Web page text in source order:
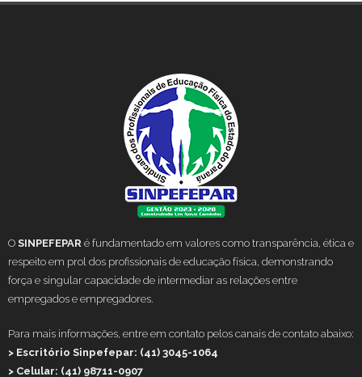
O SINPEFEPAR é fundamentado em valores como transparência, ética e
respeito em prol dos profissionais de educação física, demonstrando
força e singular capacidade de intermediar as relações entre
empregados e empregadores.
Para mais informações, entre em contato pelos canais de contato abaixo:
> Escritório Sinpefepar: (41) 3045-1064
> Celular: (41) 98711-0907